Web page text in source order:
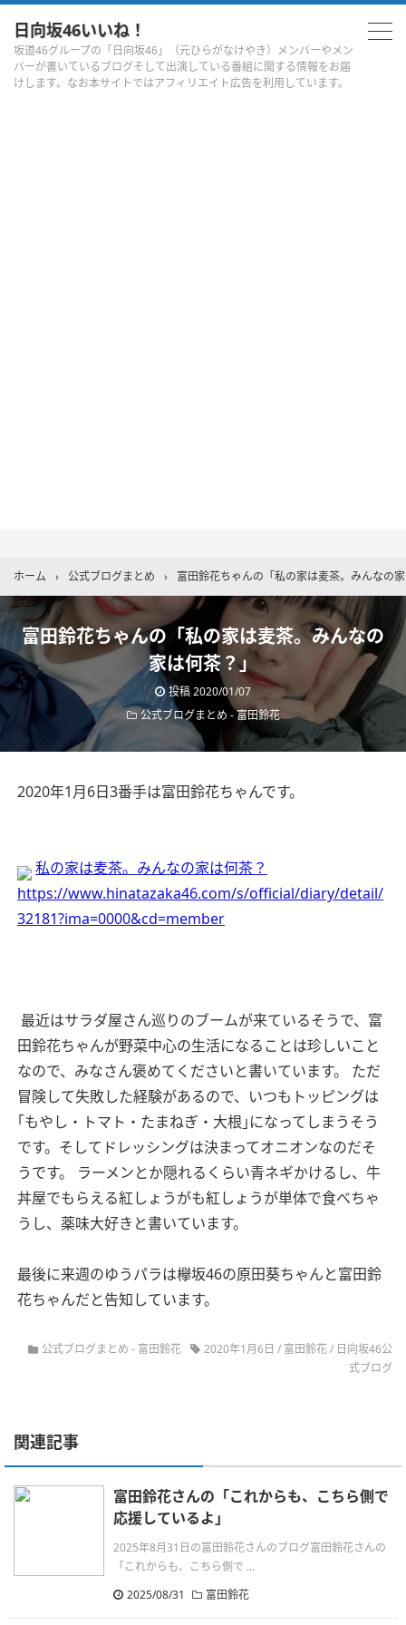
日向坂46いいね！
坂道46グループの「日向坂46」（元ひらがなけやき）メンバーやメン
バーが書いているブログそして出演している番組に関する情報をお届
けします。なお本サイトではアフィリエイト広告を利用しています。
ホーム › 公式ブログまとめ › 富田鈴花ちゃんの「私の家は麦茶。みんなの
富田鈴花ちゃんの「私の家は麦茶。みんなの
家は何茶？」
投稿2020/01/07
公式ブログまとめ -富田鈴花
2020年1月6日3番手は富田鈴花ちゃんです。
私の家は麦茶。みんなの家は何茶？
https://www.hinatazaka46.com/s/official/diary/detail/
32181?ima=0000&cd=member
最近はサラダ屋さん巡りのブームが来ているそうで、富
田鈴花ちゃんが野菜中心の生活になることは珍しいこと
なので、みなさん褒めてくださいと書いています。
ただ
冒険して失敗した経験があるので、いつもトッピングは
｢もやし・トマト・たまねぎ・大根｣になってしまうそう
です。そしてドレッシングは決まってオニオンなのだそ
うです。
ラーメンとか隠れるくらい青ネギかけるし、牛
丼屋でもらえる紅しょうがも紅しょうが単体で食べちゃ
うし、薬味大好きと書いています。
最後に来週のゆうパラは欅坂46の原田葵ちゃんと富田鈴
花ちゃんだと告知しています。
公式ブログまとめ - 富田鈴花 2020年1月6日 / 富田鈴花/ 日向坂46公
式ブログ
関連記事
富田鈴花さんの「これからも、こちら側で
応援しているよ」
2025年8月31日の富田鈴花さんのブログ富田鈴花さんの
「これからも、こちら側で ...
2025/08/31
富田鈴花